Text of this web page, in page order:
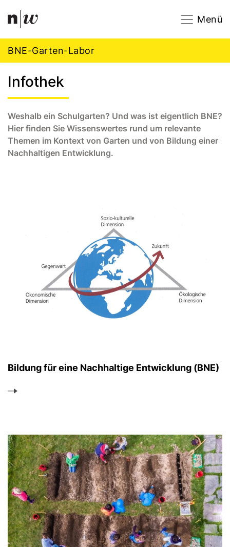
Navigation
Menü
BNE-Garten-Labor
Infothek
Weshalb ein Schulgarten? Und was ist eigentlich BNE?
Hier finden Sie Wissenswertes rund um relevante
Themen im Kontext von Garten und von Bildung einer
Nachhaltigen Entwicklung.
Bildung für eine Nachhaltige Entwicklung (BNE)
Footer